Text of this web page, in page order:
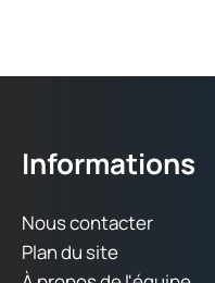
Informations
Nous contacter
Plan du site